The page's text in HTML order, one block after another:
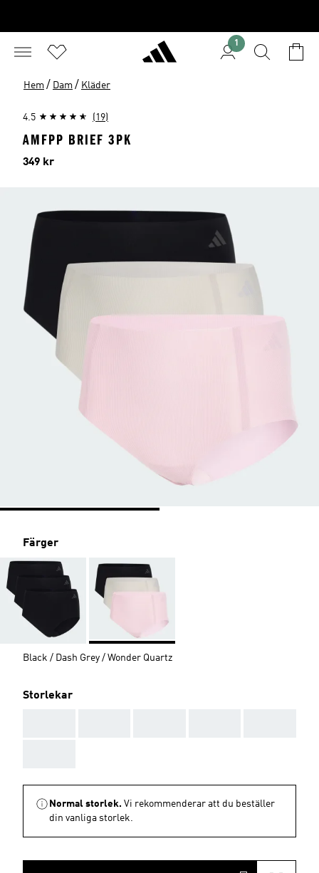
1
Hem / Dam / Kläder
4.5 (19)
AMFPP BRIEF 3PK
Pris
349 kr
Färger
Black / Dash Grey / Wonder Quartz
Storlekar
Normal storlek. Vi rekommenderar att du beställer
din vanliga storlek.